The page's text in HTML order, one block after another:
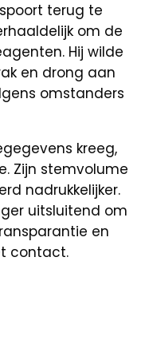
terug te
om de
Hij wilde
en drong aan
omstanders
kreeg,
Zijn stemvolume
nadrukkelijker.
uitsluitend om
en
contact.